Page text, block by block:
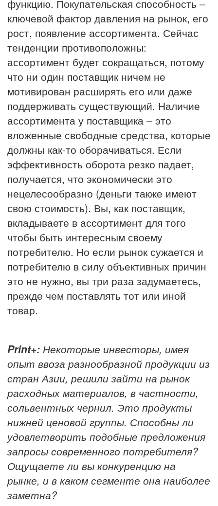
функцию. Покупательская способность –
ключевой фактор давления на рынок, его
рост, появление ассортимента. Сейчас
тенденции противоположны:
ассортимент будет сокращаться, потому
что ни один поставщик ничем не
мотивирован расширять его или даже
поддерживать существующий. Наличие
ассортимента у поставщика – это
вложенные свободные средства, которые
должны как-то оборачиваться. Если
эффективность оборота резко падает,
получается, что экономически это
нецелесообразно (деньги также имеют
свою стоимость). Вы, как поставщик,
вкладываете в ассортимент для того
чтобы быть интересным своему
потребителю. Но если рынок сужается и
потребителю в силу объективных причин
это не нужно, вы три раза задумаетесь,
прежде чем поставлять тот или иной
товар.
Print+: Некоторые инвесторы, имея
опыт ввоза разнообразной продукции из
стран Азии, решили зайти на рынок
расходных материалов, в частности,
сольвентных чернил. Это продукты
нижней ценовой группы. Способны ли
удовлетворить подобные предложения
запросы современного потребителя?
Ощущаете ли вы конкуренцию на
рынке, и в каком сегменте она наиболее
заметна?